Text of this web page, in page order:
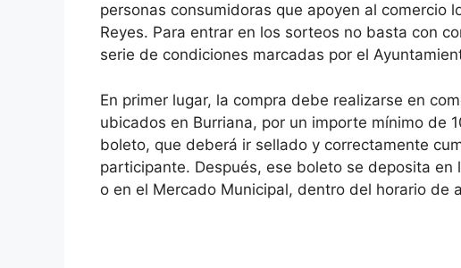
personas consumidoras que apoyen al comercio
Reyes. Para entrar en los sorteos no basta con
serie de condiciones marcadas por el
En primer lugar, la compra debe realizarse en
ubicados en Burriana, por un importe mínimo de
boleto, que deberá ir sellado y correctamente
participante. Después, ese boleto se deposita
o en el Mercado Municipal, dentro del horario de